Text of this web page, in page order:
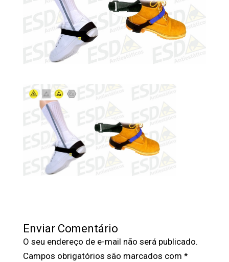
Enviar Comentário
O seu endereço de e-mail não será publicado.
Campos obrigatórios são marcados com *